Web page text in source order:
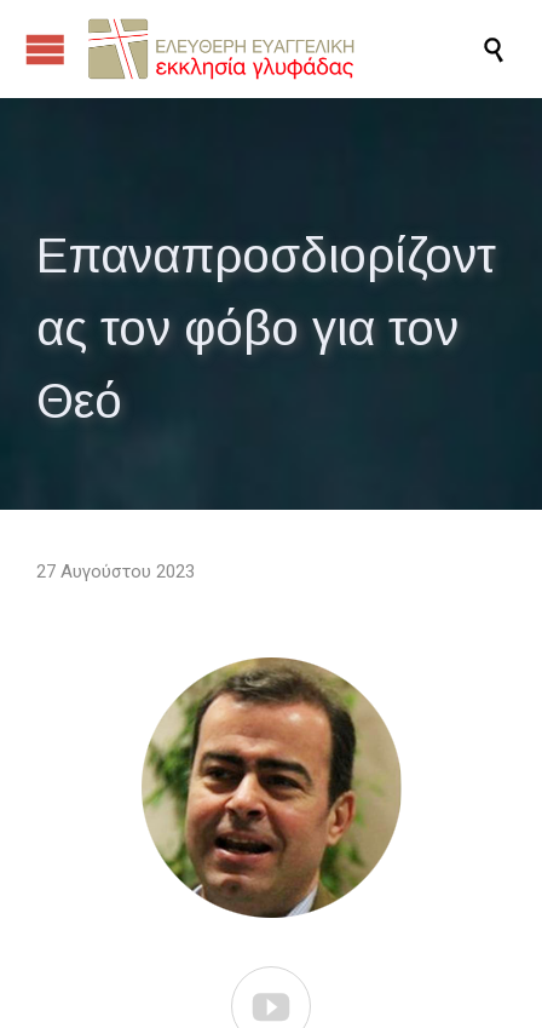

Επαναπροσδιορίζοντ
ας τον φόβο για τον
Θεό
27 Αυγούστου 2023
